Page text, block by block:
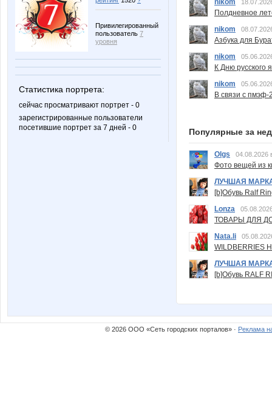
Привилегированный
пользователь 7
уровня
Статистика портрета:
сейчас просматривают портрет - 0
зарегистрированные пользователи
посетившие портрет за 7 дней - 0
nikom
Полдневное
nikom
Азбука для
nikom
К Дню русского
nikom
В связи с пмэф-
Популярные за
Olgs 04.08.2026
Фото вещей из
ЛУЧШАЯ
[b]Обувь Ralf
Lonza
ТОВАРЫ ДЛЯ
Nata.li
ЛУЧШАЯ
[b]Обувь RALF
© 2026 ООО «Сеть городских порталов» · Реклама